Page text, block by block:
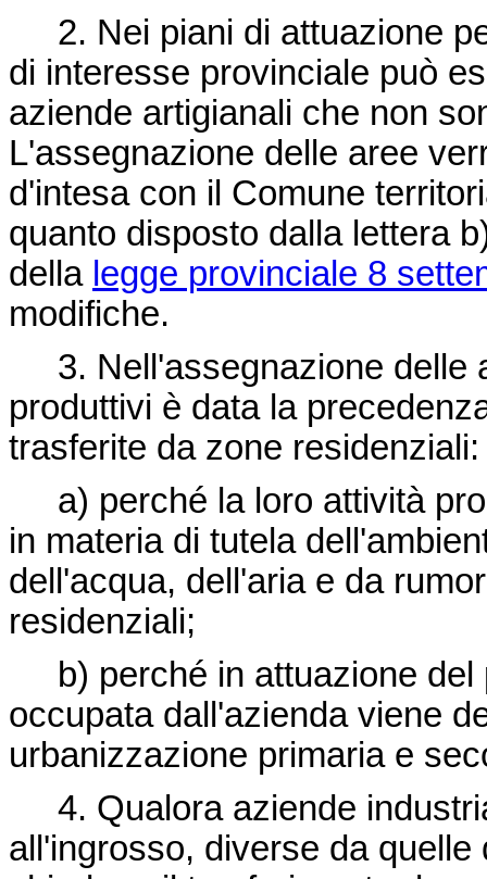
2. Nei piani di attuazione
di interesse provinciale può
aziende artigianali che non
L'assegnazione delle aree
d'intesa con il Comune
quanto disposto dalla lettera
della legge provinciale 8
modifiche.
3. Nell'assegnazione delle
produttivi è data la
trasferite da zone residenziali:
a) perché la loro attività
in materia di tutela
dell'acqua, dell'aria e da
residenziali;
b) perché in attuazione del
occupata dall'azienda viene
urbanizzazione primaria e
4. Qualora aziende
all'ingrosso, diverse da